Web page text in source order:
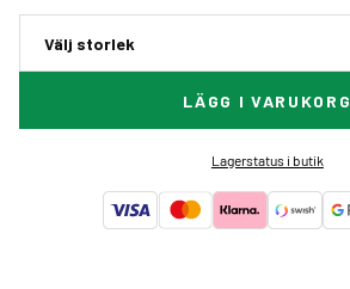
Välj storlek
LÄGG I VARUKORG
Lagerstatus i butik